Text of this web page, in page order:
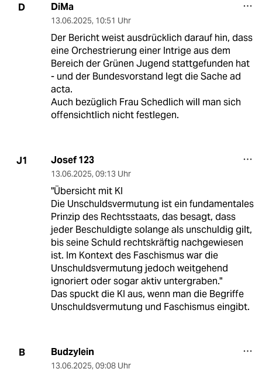
D DiMa
13.06.2025, 10:51 Uhr
Der Bericht weist ausdrücklich darauf hin, dass
eine Orchestrierung einer Intrige aus dem
Bereich der Grünen Jugend stattgefunden hat
- und der Bundesvorstand legt die Sache ad
acta.
Auch bezüglich Frau Schedlich will man sich
offensichtlich nicht festlegen.
J1 Josef 123
13.06.2025, 09:13 Uhr
"Übersicht mit KI
Die Unschuldsvermutung ist ein fundamentales
Prinzip des Rechtsstaats, das besagt, dass
jeder Beschuldigte solange als unschuldig gilt,
bis seine Schuld rechtskräftig nachgewiesen
ist. Im Kontext des Faschismus war die
Unschuldsvermutung jedoch weitgehend
ignoriert oder sogar aktiv untergraben."
Das spuckt die KI aus, wenn man die Begriffe
Unschuldsvermutung und Faschismus eingibt.
B Budzylein
13.06.2025, 09:08 Uhr